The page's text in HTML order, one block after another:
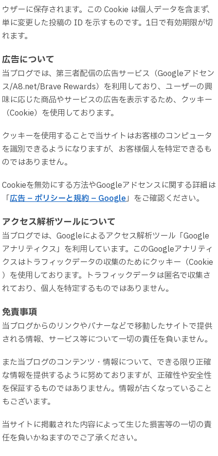
ウザーに保存されます。この Cookie は個人データを含まず、
単に変更した投稿の ID を示すものです。1日で有効期限が切
れます。
広告について
当ブログでは、第三者配信の広告サービス（Googleアドセン
ス/A8.net/Brave Rewards）を利用しており、ユーザーの興
味に応じた商品やサービスの広告を表示するため、クッキー
（Cookie）を使用しております。
クッキーを使用することで当サイトはお客様のコンピュータ
を識別できるようになりますが、お客様個人を特定できるも
のではありません。
Cookieを無効にする方法やGoogleアドセンスに関する詳細は
「広告 – ポリシーと規約 – Google」をご確認ください。
アクセス解析ツールについて
当ブログでは、Googleによるアクセス解析ツール「Google
アナリティクス」を利用しています。このGoogleアナリティ
クスはトラフィックデータの収集のためにクッキー（Cookie
）を使用しております。トラフィックデータは匿名で収集さ
れており、個人を特定するものではありません。
免責事項
当ブログからのリンクやバナーなどで移動したサイトで提供
される情報、サービス等について一切の責任を負いません。
また当ブログのコンテンツ・情報について、できる限り正確
な情報を提供するように努めておりますが、正確性や安全性
を保証するものではありません。情報が古くなっていること
もございます。
当サイトに掲載された内容によって生じた損害等の一切の責
任を負いかねますのでご了承ください。